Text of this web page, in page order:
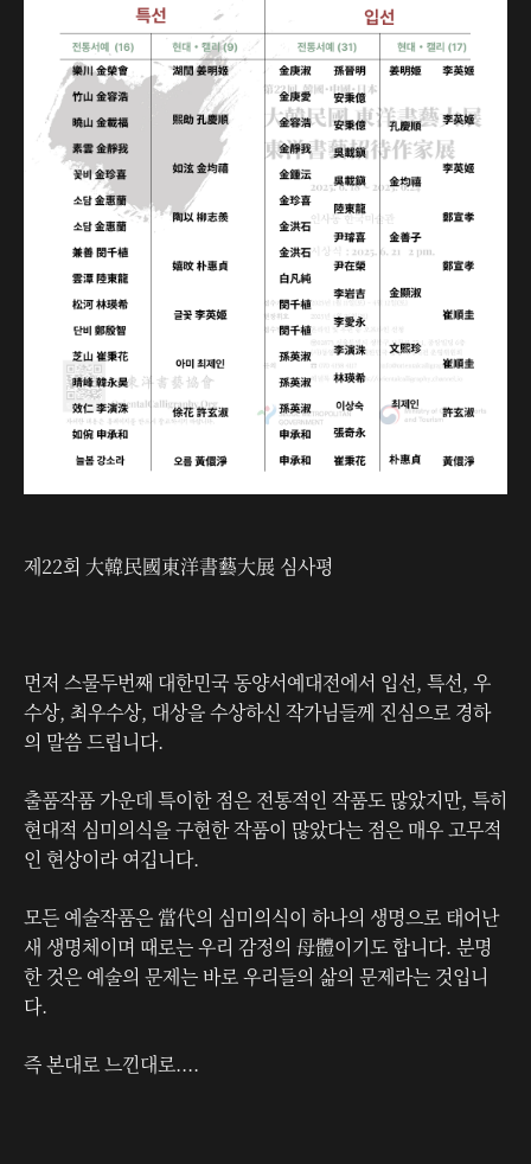
제22회 大韓民國東洋書藝大展 심사평
먼저 스물두번째 대한민국 동양서예대전에서 입선, 특선, 우
수상, 최우수상, 대상을 수상하신 작가님들께 진심으로 경하
의 말씀 드립니다.
출품작품 가운데 특이한 점은 전통적인 작품도 많았지만, 특히
현대적 심미의식을 구현한 작품이 많았다는 점은 매우 고무적
인 현상이라 여깁니다.
모든 예술작품은 當代의 심미의식이 하나의 생명으로 태어난
새 생명체이며 때로는 우리 감정의 母體이기도 합니다. 분명
한 것은 예술의 문제는 바로 우리들의 삶의 문제라는 것입니
다.
즉 본대로 느낀대로....